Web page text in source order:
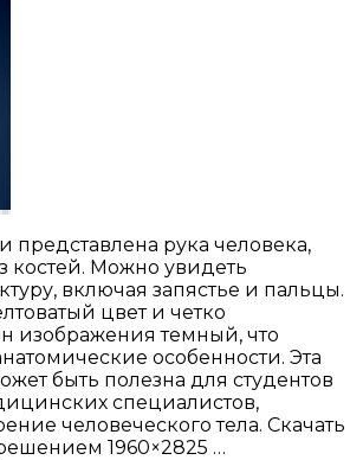
представлена рука человека,
костей. Можно увидеть
включая запястье и пальцы.
цвет и четко
изображения темный, что
особенности. Эта
быть полезна для студентов
специалистов,
человеческого тела. Скачать
1960×2825 …